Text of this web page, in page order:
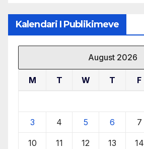
Kalendari I Publikimeve
August 2026
M T W T F
3 4 5 6 7
10 11 12 13 14